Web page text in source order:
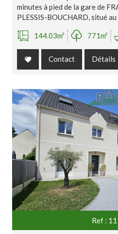
minutes à pied de la gare de
PLESSIS-BOUCHARD, situé au
144.03m² 771m²
Contact Détails
Ref :